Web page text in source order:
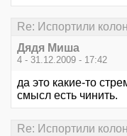
Re: Испортили
Дядя Миша
4 - 31.12.2009 - 17:42
да это какие-то
смысл есть чинить.
Re: Испортили